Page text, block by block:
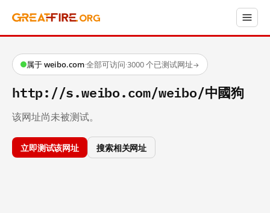
属于 weibo.com·全部可访问·3000 个已测试网址→
http://s.weibo.com/weibo/中國狗
该网址尚未被测试。
立即测试该网址 搜索相关网址